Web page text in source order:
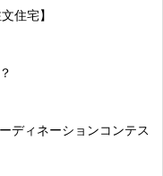
住宅】
ディネーションコンテス